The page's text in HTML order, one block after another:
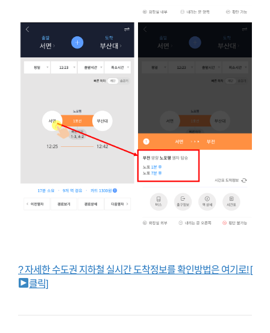
?자세한 수도권 지하철 실시간 도착정보를 확인방법은 여기로! [
클릭]